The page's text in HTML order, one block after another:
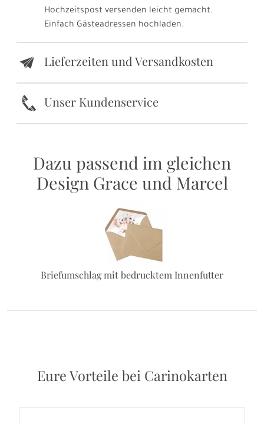
Hochzeitspost versenden leicht gemacht.
Einfach Gästeadressen hochladen.
e Lieferzeiten und Versandkosten
k Unser Kundenservice
Dazu passend im gleichen
Design Grace und Marcel
Briefumschlag mit bedrucktem Innenfutter
Eure Vorteile bei Carinokarten